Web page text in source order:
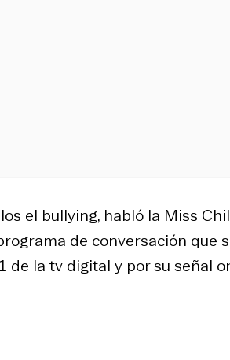
el bullying, habló la Miss
de conversación que
de la tv digital y por su señal